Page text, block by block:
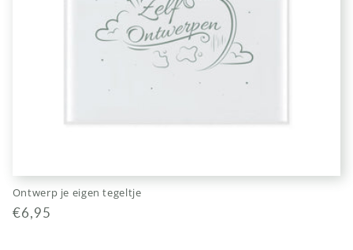
Ontwerp je eigen tegeltje
Normale
€6,95